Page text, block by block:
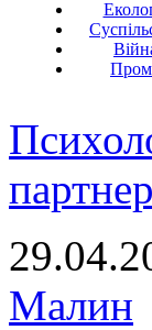
Малин